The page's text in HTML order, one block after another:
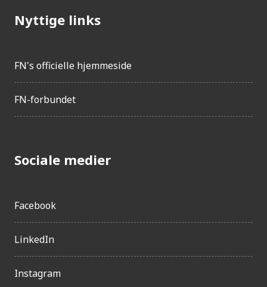
Nyttige links
FN's officielle hjemmeside
FN-forbundet
Sociale medier
Facebook
LinkedIn
Instagram